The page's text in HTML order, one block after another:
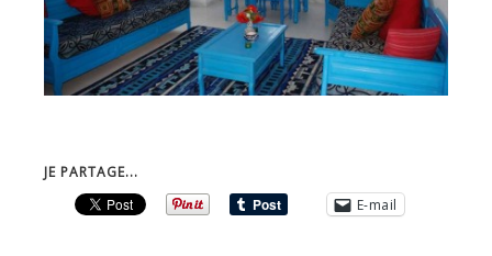
JE PARTAGE...
E-mail